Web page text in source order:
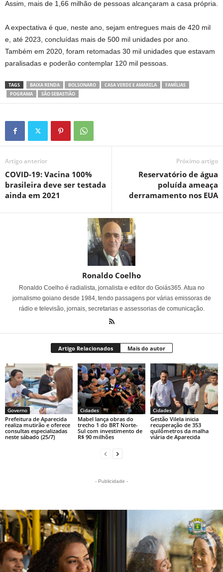
Assim, mais de 1,66 milhão de pessoas alcançaram a casa própria.
A expectativa é que, neste ano, sejam entregues mais de 420 mil
e, até 2023, concluídas mais de 500 mil unidades por ano.
Também em 2020, foram retomadas 30 mil unidades que estavam
paralisadas e poderão contemplar 120 mil pessoas.
TAGS BAIXA RENDA BOLSONARO CASA VERDE E AMARELA
FAMÍLIAS
POGRAMA
SÃO SEBASTIÃO
Artigo anterior
COVID-19: Vacina 100%
brasileira deve ser testada
ainda em 2021
Próximo artigo
Reservatório de água
poluída ameaça
derramamento nos EUA
Ronaldo Coelho
Ronaldo Coelho é radialista, jornalista e editor do Goiás365. Atua no
jornalismo goiano desde 1984, tendo passagens por várias emissoras de
rádio e televisão, jornais, secretarias e assessorias de comunicação.
Artigo Relacionados Mais do autor
Governo
Prefeitura de Aparecida
realiza mutirão e oferece
consultas especializadas
neste sábado (25/7)
Cidades
Mabel lança obras do
trecho 1 do BRT Norte-
Sul com investimento de
R$ 90 milhões
Cidades
Gestão Vilela inicia
recuperação de 353
quilômetros da malha
viária de Aparecida
- Publicidade -